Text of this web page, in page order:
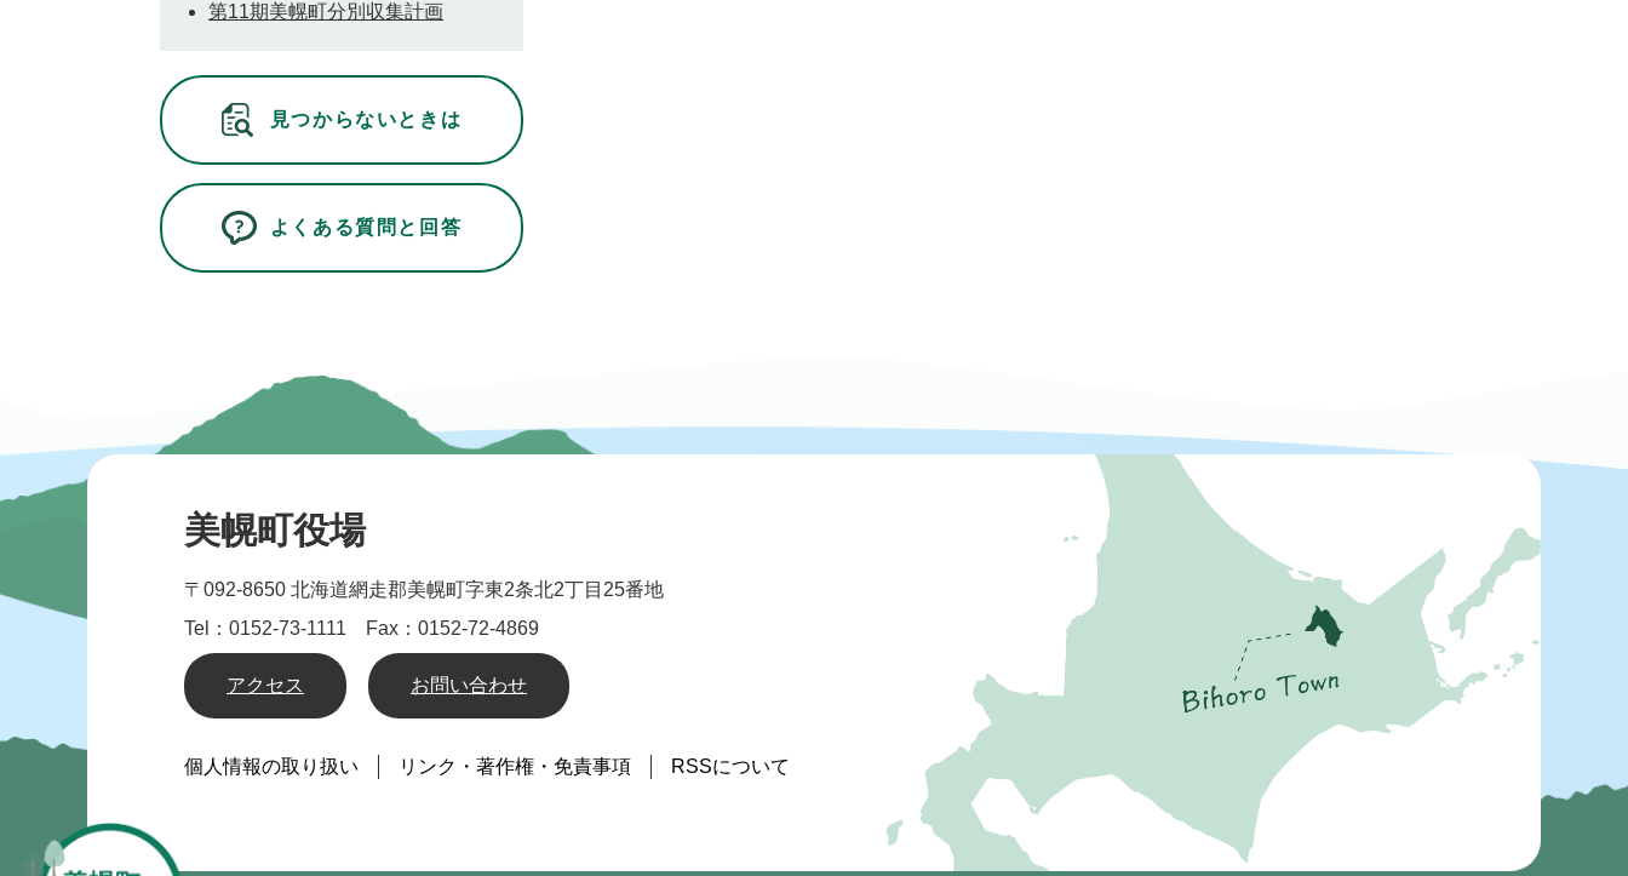
第11期美幌町分別収集計画
見つからないときは
よくある質問と回答
美幌町役場
〒092-8650 北海道網走郡美幌町字東2条北2丁目25番地
Tel：0152-73-1111 Fax：0152-72-4869
アクセス お問い合わせ
個人情報の取り扱い リンク・著作権・免責事項 RSSについて